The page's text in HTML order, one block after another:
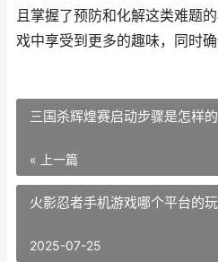
且掌握了预防和化解这类难题
戏中享受到更多的趣味，同时确
三国杀辉煌赛启动步骤是怎样
« 上一篇
火影忍者手机游戏哪个平台的
2025-07-25